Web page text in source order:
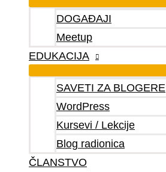
DOGAĐAJI
Meetup
EDUKACIJA
SAVETI ZA BLOGERE
WordPress
Kursevi / Lekcije
Blog radionica
ČLANSTVO